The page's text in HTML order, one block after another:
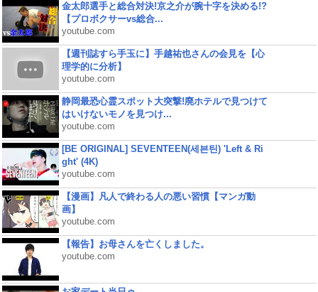
金太郎選手と総合対決!京之介が腕十字を決める!?
【プロボクサーvs総合...
youtube.com
【週刊誌すら手玉に】手越祐也さんの会見を【心
理学的に分析】
youtube.com
静岡最恐心霊スポット大突撃!廃ホテルで見つけて
はいけないモノを見つけ...
youtube.com
[BE ORIGINAL] SEVENTEEN(세븐틴) 'Left & Ri
ght' (4K)
youtube.com
【漫画】凡人で終わる人の悪い習慣【マンガ動
画】
youtube.com
【報告】お母さんを亡くしました。
youtube.com